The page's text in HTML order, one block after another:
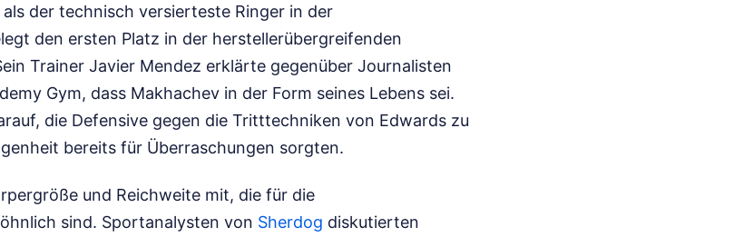
der technisch versierteste Ringer in der
den ersten Platz in der herstellerübergreifenden
Trainer Javier Mendez erklärte gegenüber Journalisten
Gym, dass Makhachev in der Form seines Lebens sei.
die Defensive gegen die Tritttechniken von Edwards zu
bereits für Überraschungen sorgten.
und Reichweite mit, die für die
sind. Sportanalysten von Sherdog diskutierten